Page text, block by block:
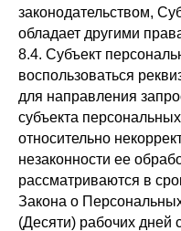
законодательством,
обладает другими
8.4. Субъект
воспользоваться
для направления
субъекта
относительно
незаконности ее
рассматриваются в
Закона о
(Десяти) рабочих дней